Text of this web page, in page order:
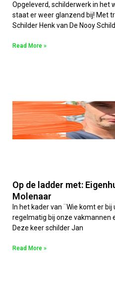
Opgeleverd, schilderwerk in het
staat er weer glanzend bij! Met
Schilder Henk van De Nooy
Read More »
Op de ladder met:
Molenaar
In het kader van ¨Wie komt er
regelmatig bij onze vakmannen
Deze keer schilder Jan
Read More »